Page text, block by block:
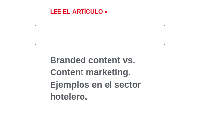
LEE EL ARTÍCULO »
Branded content vs.
Content marketing.
Ejemplos en el sector
hotelero.